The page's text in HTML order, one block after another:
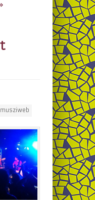
musziweb